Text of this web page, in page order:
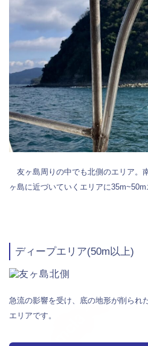
友ヶ島周りの中でも北側のエリア。
ヶ島に近づいていくエリアに35m~50m
ディープエリア(50m以上)
急流の影響を受け、底の地形が削られ
エリアです。